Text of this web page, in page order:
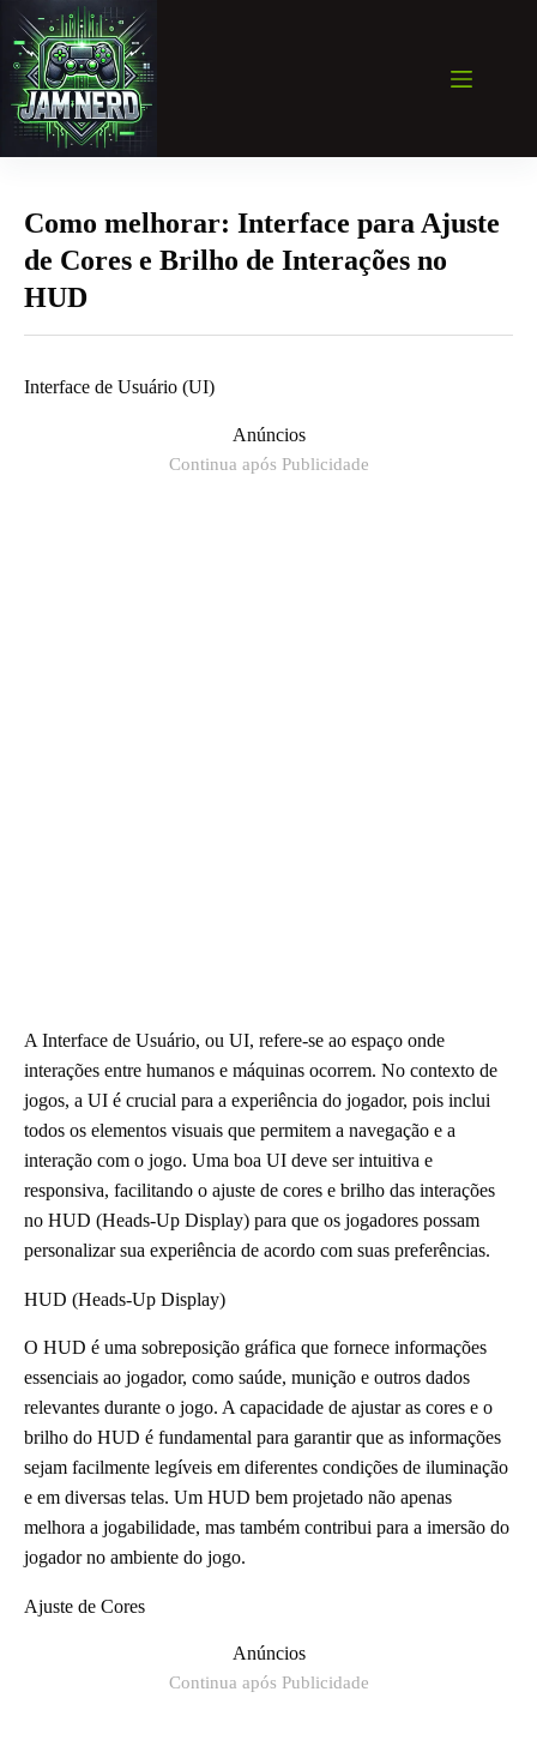
para
conteúdo
Como melhorar: Interface para Ajuste
de Cores e Brilho de Interações no
HUD
Interface de Usuário (UI)
Anúncios
Continua após Publicidade
A Interface de Usuário, ou UI, refere-se ao espaço onde
interações entre humanos e máquinas ocorrem. No contexto de
jogos, a UI é crucial para a experiência do jogador, pois inclui
todos os elementos visuais que permitem a navegação e a
interação com o jogo. Uma boa UI deve ser intuitiva e
responsiva, facilitando o ajuste de cores e brilho das interações
no HUD (Heads-Up Display) para que os jogadores possam
personalizar sua experiência de acordo com suas preferências.
HUD (Heads-Up Display)
O HUD é uma sobreposição gráfica que fornece informações
essenciais ao jogador, como saúde, munição e outros dados
relevantes durante o jogo. A capacidade de ajustar as cores e o
brilho do HUD é fundamental para garantir que as informações
sejam facilmente legíveis em diferentes condições de iluminação
e em diversas telas. Um HUD bem projetado não apenas
melhora a jogabilidade, mas também contribui para a imersão do
jogador no ambiente do jogo.
Ajuste de Cores
Anúncios
Continua após Publicidade